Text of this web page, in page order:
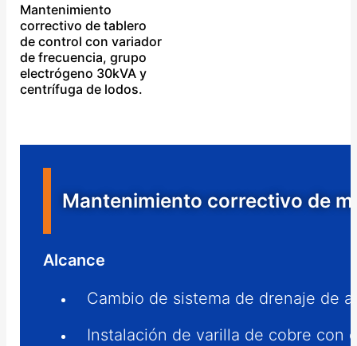
Mantenimiento
correctivo de tablero
de control con variador
de frecuencia, grupo
electrógeno 30kVA y
centrífuga de lodos.
Mantenimiento correctivo de
Alcance
Cambio de sistema de drenaje de
Instalación de varilla de cobre con